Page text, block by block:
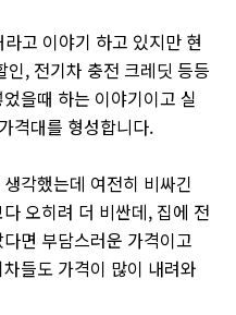
고 이야기 하고 있지만 현
, 전기차 충전 크레딧 등등
을때 하는 이야기이고 실
격대를 형성합니다.
각했는데 여전히 비싸긴
오히려 더 비싼데, 집에 전
면 부담스러운 가격이고
들도 가격이 많이 내려와